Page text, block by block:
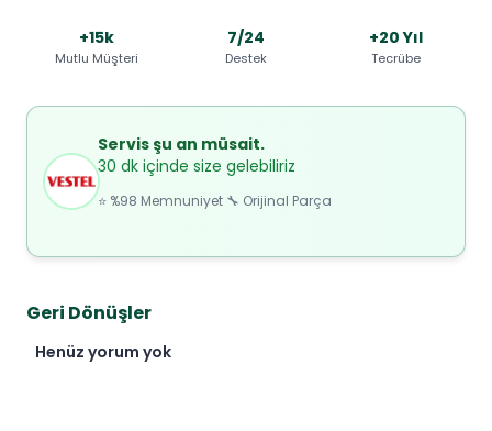
+15k
Mutlu Müşteri
7/24
Destek
+20 Yıl
Tecrübe
Servis şu an müsait.
30 dk içinde size gelebiliriz
⭐ %98 Memnuniyet 🔧 Orijinal Parça
Geri Dönüşler
Henüz yorum yok